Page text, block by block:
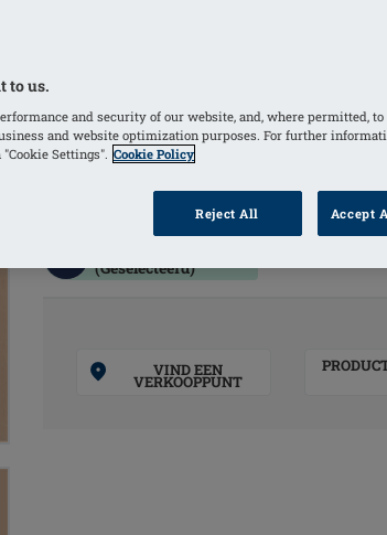
ondersteunende voering aan de
amoena Wave Seam is een speciale
binnenbustier die extra
borstprothesen en gedeeltelijke
(Geselecteerd)
VIND EEN
VERKOOPPUNT
to us.
and security of our website, and, where permitted,
and website optimization purposes. For further
Settings". Cookie Policy
Reject All Accept